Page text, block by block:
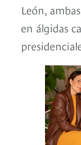
León,
en álgidas